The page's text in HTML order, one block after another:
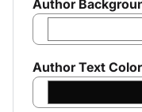
Author
Author Text Color